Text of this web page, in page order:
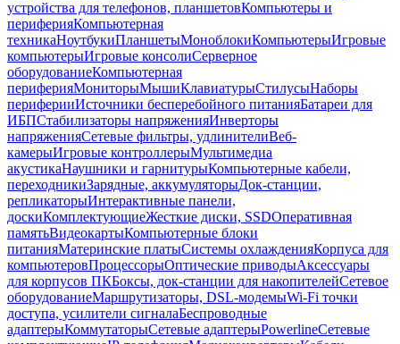
устройства для телефонов, планшетовКомпьютеры и
периферияКомпьютерная
техникаНоутбукиПланшетыМоноблокиКомпьютерыИгровые
компьютерыИгровые консолиСерверное
оборудованиеКомпьютерная
периферияМониторыМышиКлавиатурыСтилусыНаборы
периферииИсточники бесперебойного питанияБатареи для
ИБПСтабилизаторы напряженияИнверторы
напряженияСетевые фильтры, удлинителиВеб-
камерыИгровые контроллерыМультимедиа
акустикаНаушники и гарнитурыКомпьютерные кабели,
переходникиЗарядные, аккумуляторыДок-станции,
репликаторыИнтерактивные панели,
доскиКомплектующиеЖесткие диски, SSDОперативная
памятьВидеокартыКомпьютерные блоки
питанияМатеринские платыСистемы охлажденияКорпуса для
компьютеровПроцессорыОптические приводыАксессуары
для корпусов ПКБоксы, док-станции для накопителейСетевое
оборудованиеМаршрутизаторы, DSL-модемыWi-Fi точки
доступа, усилители сигналаБеспроводные
адаптерыКоммутаторыСетевые адаптерыPowerlineСетевые